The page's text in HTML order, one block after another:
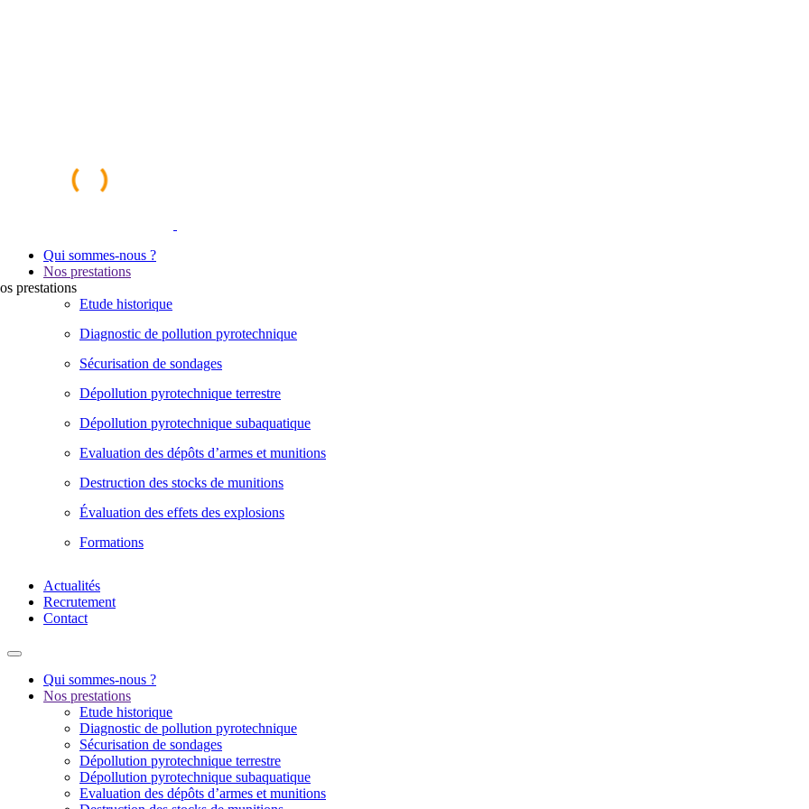
Qui sommes-nous ?
Nos prestations
prestations
Etude historique
Diagnostic de pollution pyrotechnique
Sécurisation de sondages
Dépollution pyrotechnique terrestre
Dépollution pyrotechnique subaquatique
Evaluation des dépôts d’armes et munitions
Destruction des stocks de munitions
Évaluation des effets des explosions
Formations
Actualités
Recrutement
Contact
Qui sommes-nous ?
Nos prestations
Etude historique
Diagnostic de pollution pyrotechnique
Sécurisation de sondages
Dépollution pyrotechnique terrestre
Dépollution pyrotechnique subaquatique
Evaluation des dépôts d’armes et munitions